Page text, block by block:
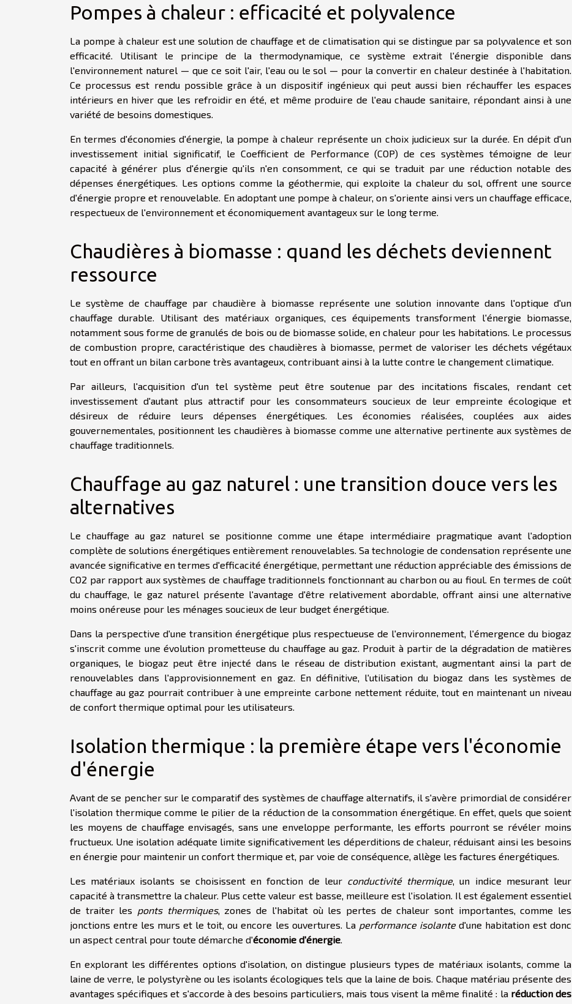
Pompes à chaleur : efficacité et polyvalence
La pompe à chaleur est une solution de chauffage et de climatisation qui se distingue par sa polyvalence et son
efficacité. Utilisant le principe de la thermodynamique, ce système extrait l'énergie disponible dans
l'environnement naturel — que ce soit l'air, l'eau ou le sol — pour la convertir en chaleur destinée à l'habitation.
Ce processus est rendu possible grâce à un dispositif ingénieux qui peut aussi bien réchauffer les espaces
intérieurs en hiver que les refroidir en été, et même produire de l'eau chaude sanitaire, répondant ainsi à une
variété de besoins domestiques.
En termes d'économies d'énergie, la pompe à chaleur représente un choix judicieux sur la durée. En dépit d'un
investissement initial significatif, le Coefficient de Performance (COP) de ces systèmes témoigne de leur
capacité à générer plus d'énergie qu'ils n'en consomment, ce qui se traduit par une réduction notable des
dépenses énergétiques. Les options comme la géothermie, qui exploite la chaleur du sol, offrent une source
d'énergie propre et renouvelable. En adoptant une pompe à chaleur, on s'oriente ainsi vers un chauffage efficace,
respectueux de l'environnement et économiquement avantageux sur le long terme.
Chaudières à biomasse : quand les déchets deviennent
ressource
Le système de chauffage par chaudière à biomasse représente une solution innovante dans l'optique d'un
chauffage durable. Utilisant des matériaux organiques, ces équipements transforment l'énergie biomasse,
notamment sous forme de granulés de bois ou de biomasse solide, en chaleur pour les habitations. Le processus
de combustion propre, caractéristique des chaudières à biomasse, permet de valoriser les déchets végétaux
tout en offrant un bilan carbone très avantageux, contribuant ainsi à la lutte contre le changement climatique.
Par ailleurs, l'acquisition d'un tel système peut être soutenue par des incitations fiscales, rendant cet
investissement d'autant plus attractif pour les consommateurs soucieux de leur empreinte écologique et
désireux de réduire leurs dépenses énergétiques. Les économies réalisées, couplées aux aides
gouvernementales, positionnent les chaudières à biomasse comme une alternative pertinente aux systèmes de
chauffage traditionnels.
Chauffage au gaz naturel : une transition douce vers les
alternatives
Le chauffage au gaz naturel se positionne comme une étape intermédiaire pragmatique avant l'adoption
complète de solutions énergétiques entièrement renouvelables. Sa technologie de condensation représente une
avancée significative en termes d'efficacité énergétique, permettant une réduction appréciable des émissions de
CO2 par rapport aux systèmes de chauffage traditionnels fonctionnant au charbon ou au fioul. En termes de coût
du chauffage, le gaz naturel présente l'avantage d'être relativement abordable, offrant ainsi une alternative
moins onéreuse pour les ménages soucieux de leur budget énergétique.
Dans la perspective d'une transition énergétique plus respectueuse de l'environnement, l'émergence du biogaz
s'inscrit comme une évolution prometteuse du chauffage au gaz. Produit à partir de la dégradation de matières
organiques, le biogaz peut être injecté dans le réseau de distribution existant, augmentant ainsi la part de
renouvelables dans l'approvisionnement en gaz. En définitive, l'utilisation du biogaz dans les systèmes de
chauffage au gaz pourrait contribuer à une empreinte carbone nettement réduite, tout en maintenant un niveau
de confort thermique optimal pour les utilisateurs.
Isolation thermique : la première étape vers l'économie
d'énergie
Avant de se pencher sur le comparatif des systèmes de chauffage alternatifs, il s'avère primordial de considérer
l'isolation thermique comme le pilier de la réduction de la consommation énergétique. En effet, quels que soient
les moyens de chauffage envisagés, sans une enveloppe performante, les efforts pourront se révéler moins
fructueux. Une isolation adéquate limite significativement les déperditions de chaleur, réduisant ainsi les besoins
en énergie pour maintenir un confort thermique et, par voie de conséquence, allège les factures énergétiques.
Les matériaux isolants se choisissent en fonction de leur conductivité thermique, un indice mesurant leur
capacité à transmettre la chaleur. Plus cette valeur est basse, meilleure est l'isolation. Il est également essentiel
de traiter les ponts thermiques, zones de l'habitat où les pertes de chaleur sont importantes, comme les
jonctions entre les murs et le toit, ou encore les ouvertures. La performance isolanted'une habitation est donc
un aspect central pour toute démarche d'économie d'énergie
En explorant les différentes options d'isolation, on distingue plusieurs types de matériaux isolants, comme la
laine de verre, le polystyrène ou les isolants écologiques tels que la laine de bois. Chaque matériau présente des
avantages spécifiques et s'accorde à des besoins particuliers, mais tous visent la même finalité : la réduction des